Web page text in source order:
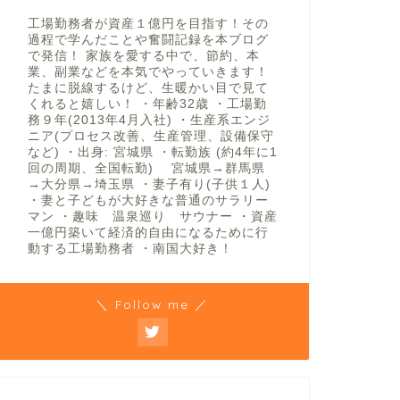
工場勤務者が資産１億円を目指す！その
過程で学んだことや奮闘記録を本ブログ
で発信！ 家族を愛する中で、節約、本
業、副業などを本気でやっていきます！
たまに脱線するけど、生暖かい目で見て
くれると嬉しい！ ・年齢32歳 ・工場勤
務９年(2013年4月入社) ・生産系エンジ
ニア(プロセス改善、生産管理、設備保守
など) ・出身: 宮城県 ・転勤族 (約4年に1
回の周期、全国転勤) 宮城県→群馬県
→大分県→埼玉県 ・妻子有り(子供１人)
・妻と子どもが大好きな普通のサラリー
マン ・趣味 温泉巡り サウナー ・資産
一億円築いて経済的自由になるために行
動する工場勤務者 ・南国大好き！
＼ Follow me ／